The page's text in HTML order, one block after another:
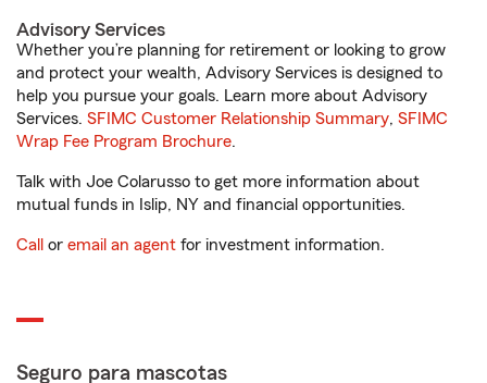
Advisory Services
Whether you’re planning for retirement or looking to grow
and protect your wealth, Advisory Services is designed to
help you pursue your goals. Learn more about Advisory
Services. SFIMC Customer Relationship Summary, SFIMC
Wrap Fee Program Brochure.
Talk with Joe Colarusso to get more information about
mutual funds in Islip, NY and financial opportunities.
Call or email an agent for investment information.
Seguro para mascotas